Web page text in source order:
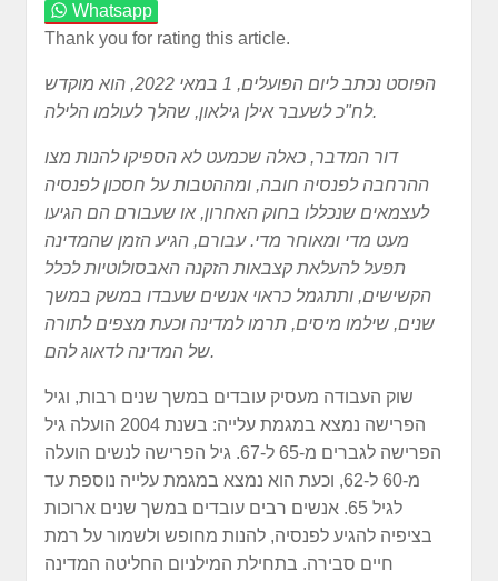
Whatsapp
Thank you for rating this article.
הפוסט נכתב ליום הפועלים, 1 במאי 2022, הוא מוקדש
לח"כ לשעבר אילן גילאון, שהלך לעולמו הלילה.
דור המדבר, כאלה שכמעט לא הספיקו להנות מצו
ההרחבה לפנסיה חובה, ומההטבות על חסכון לפנסיה
לעצמאים שנכללו בחוק האחרון, או שעבורם הם הגיעו
מעט מדי ומאוחר מדי. עבורם, הגיע הזמן שהמדינה
תפעל להעלאת קצבאות הזקנה האבסולוטיות לכלל
הקשישים, ותתגמל כראוי אנשים שעבדו במשק במשך
שנים, שילמו מיסים, תרמו למדינה וכעת מצפים לתורה
של המדינה לדאוג להם.
שוק העבודה מעסיק עובדים במשך שנים רבות, וגיל
הפרישה נמצא במגמת עלייה: בשנת 2004 הועלה גיל
הפרישה לגברים מ-65 ל-67. גיל הפרישה לנשים הועלה
מ-60 ל-62, וכעת הוא נמצא במגמת עלייה נוספת עד
לגיל 65. אנשים רבים עובדים במשך שנים ארוכות
בציפיה להגיע לפנסיה, להנות מחופש ולשמור על רמת
חיים סבירה. בתחילת המילניום החליטה המדינה